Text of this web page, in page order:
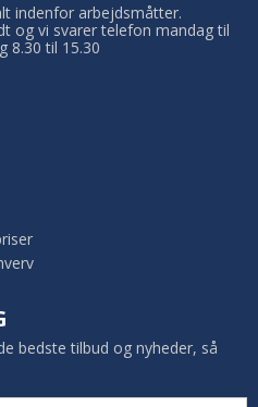
indenfor arbejdsmåtter.
og vi svarer telefon mandag til
8.30 til 15.30
bedste tilbud og nyheder, så